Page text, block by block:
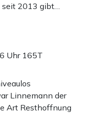
2013 gibt…
Uhr 165T
Linnemann der
Art Resthoffnung